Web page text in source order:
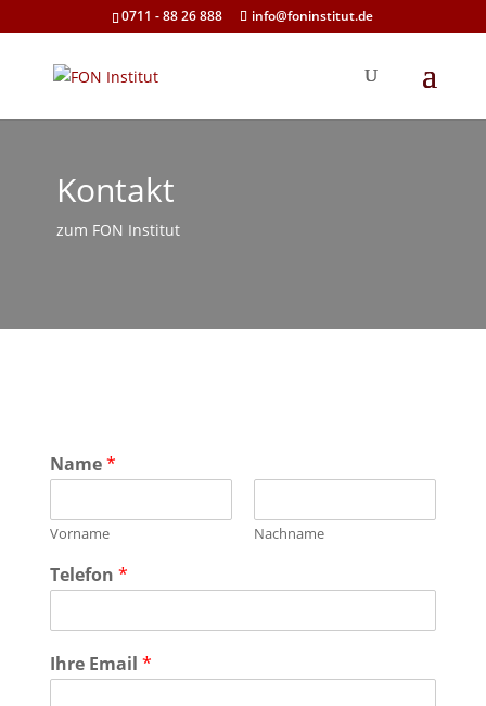
0711 - 88 26 888 info@foninstitut.de
Kontakt
zum FON Institut
Name*
Vorname Nachname
Telefon *
Ihre Email *